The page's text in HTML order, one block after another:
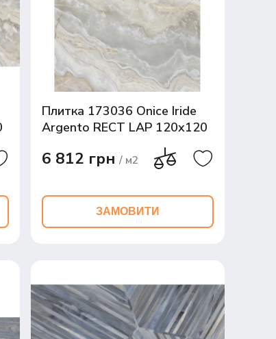
Плитка 173036 Onice Iride
Argento RECT LAP 120x120
6 812 грн / м2
ЗАМОВИТИ